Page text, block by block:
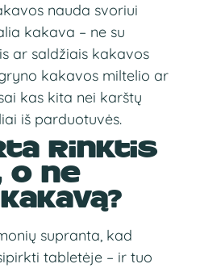
nauda svoriui
kakava – ne su
ar saldžiais kakavos
kakavos miltelio ar
kas kita nei karštų
iš parduotuvės.
rinktis
o ne
supranta, kad
tabletėje – ir tuo